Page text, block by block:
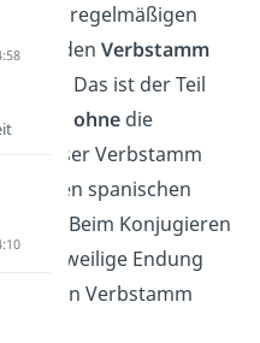
der regelmäßigen
du den Verbstamm
Das ist der Teil
ohnedie
Dieser Verbstamm
spanischen
. Beim Konjugieren
die jeweilige Endung
an den Verbstamm